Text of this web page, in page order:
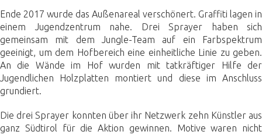
Ende 2017 wurde das Außenareal verschönert. Graffiti lagen in
einem Jugendzentrum nahe. Drei Sprayer haben sich
gemeinsam mit dem Jungle-Team auf ein Farbspektrum
geeinigt, um dem Hofbereich eine einheitliche Linie zu geben.
An die Wände im Hof wurden mit tatkräftiger Hilfe der
Jugendlichen Holzplatten montiert und diese im Anschluss
grundiert.
Die drei Sprayer konnten über ihr Netzwerk zehn Künstler aus
ganz Südtirol für die Aktion gewinnen. Motive waren nicht